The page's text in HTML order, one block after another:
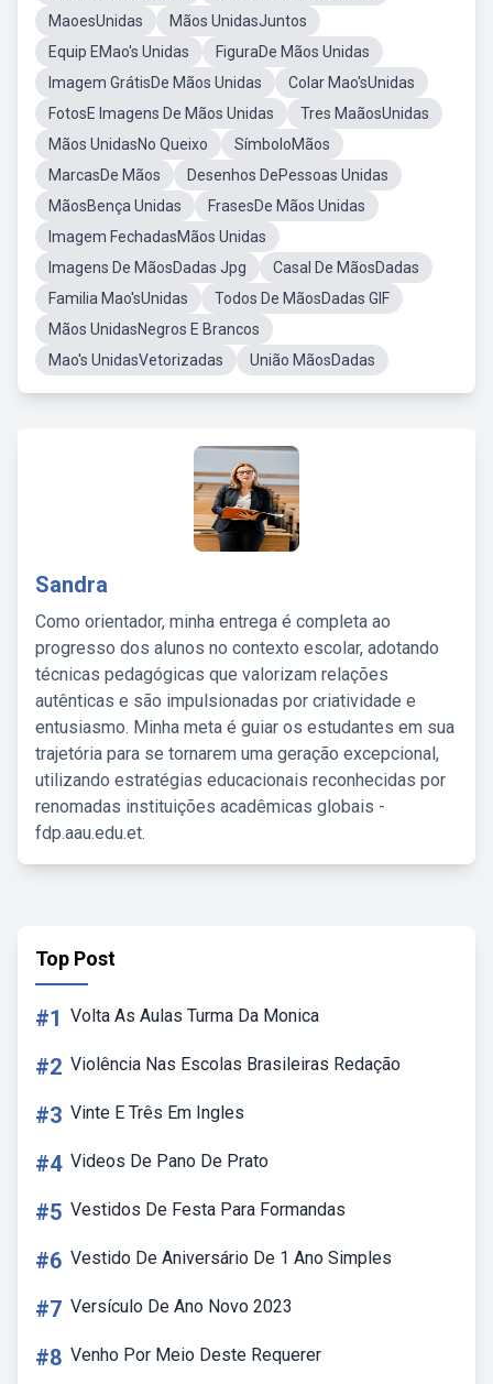
MaoesUnidas
Mãos UnidasJuntos
Equip EMao's Unidas
FiguraDe Mãos Unidas
Imagem GrátisDe Mãos Unidas
Colar Mao'sUnidas
FotosE Imagens De Mãos Unidas
Tres MaãosUnidas
Mãos UnidasNo Queixo
SímboloMãos
MarcasDe Mãos
Desenhos DePessoas Unidas
MãosBença Unidas
FrasesDe Mãos Unidas
Imagem FechadasMãos Unidas
Imagens De MãosDadas Jpg
Casal De MãosDadas
Familia Mao'sUnidas
Todos De MãosDadas GIF
Mãos UnidasNegros E Brancos
Mao's UnidasVetorizadas
União MãosDadas
Sandra
Como orientador, minha entrega é completa ao
progresso dos alunos no contexto escolar, adotando
técnicas pedagógicas que valorizam relações
autênticas e são impulsionadas por criatividade e
entusiasmo. Minha meta é guiar os estudantes em sua
trajetória para se tornarem uma geração excepcional,
utilizando estratégias educacionais reconhecidas por
renomadas instituições acadêmicas globais -
fdp.aau.edu.et.
Top Post
#1 Volta As Aulas Turma Da Monica
#2 Violência Nas Escolas Brasileiras Redação
#3 Vinte E Três Em Ingles
#4 Videos De Pano De Prato
#5 Vestidos De Festa Para Formandas
#6 Vestido De Aniversário De 1 Ano Simples
#7 Versículo De Ano Novo 2023
#8 Venho Por Meio Deste Requerer